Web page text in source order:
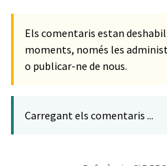
Els comentaris estan
moments, només les
o publicar-ne de nous.
Carregant els comentaris ...